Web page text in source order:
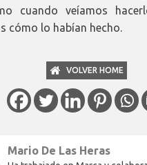
cuando veíamos
cómo lo habían hecho.
VOLVER HOME
Mario De Las Heras